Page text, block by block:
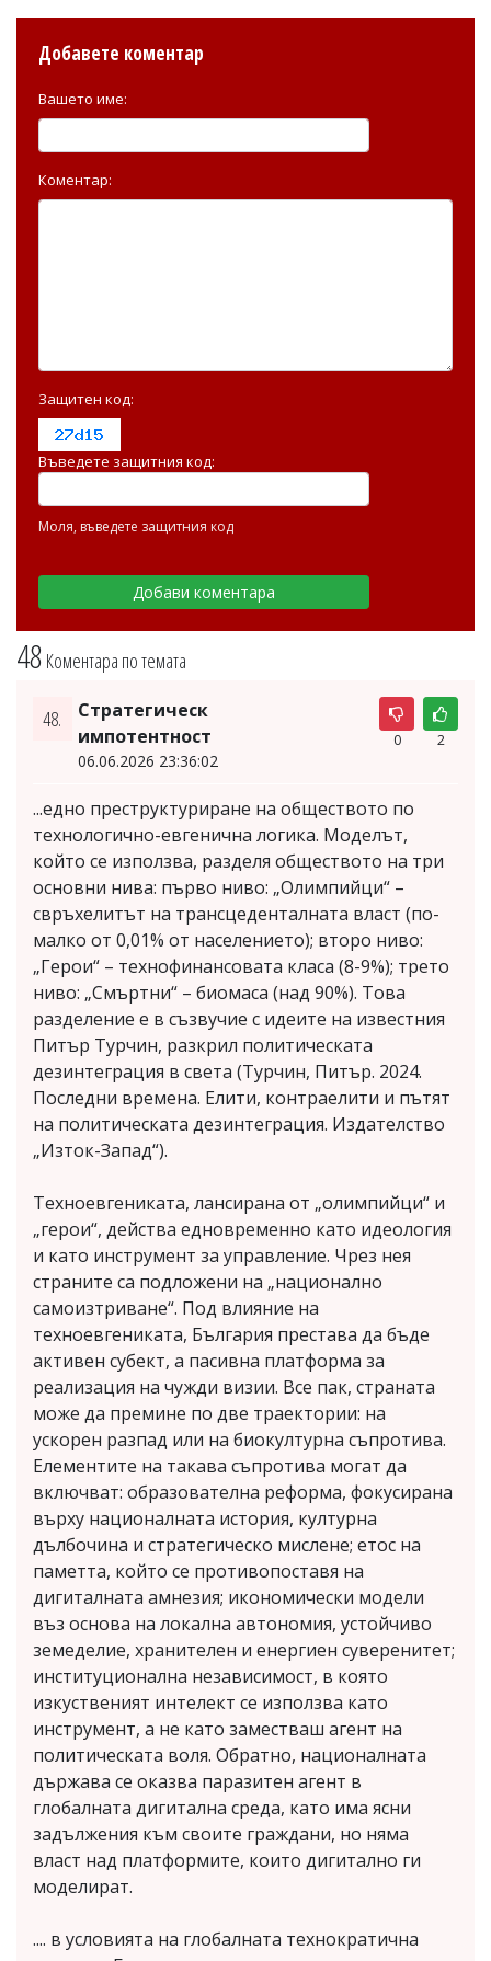
48 Коментара по темата
48.
Стратегическ
импотентност
06.06.2026 23:36:02
0 2
...едно преструктуриране на обществото по
технологично-евгенична логика. Моделът,
който се използва, разделя обществото на три
основни нива: първо ниво: „Олимпийци“ –
свръхелитът на трансцеденталната власт (по-
малко от 0,01% от населението); второ ниво:
„Герои“ – технофинансовата класа (8-9%); трето
ниво: „Смъртни“ – биомаса (над 90%). Това
разделение е в съзвучие с идеите на известния
Питър Турчин, разкрил политическата
дезинтеграция в света (Турчин, Питър. 2024.
Последни времена. Елити, контраелити и пътят
на политическата дезинтеграция. Издателство
„Изток-Запад“).
Техноевгениката, лансирана от „олимпийци“ и
„герои“, действа едновременно като идеология
и като инструмент за управление. Чрез нея
страните са подложени на „национално
самоизтриване“. Под влияние на
техноевгениката, България престава да бъде
активен субект, а пасивна платформа за
реализация на чужди визии. Все пак, страната
може да премине по две траектории: на
ускорен разпад или на биокултурна съпротива.
Елементите на такава съпротива могат да
включват: образователна реформа, фокусирана
върху националната история, културна
дълбочина и стратегическо мислене; етос на
паметта, който се противопоставя на
дигиталната амнезия; икономически модели
въз основа на локална автономия, устойчиво
земеделие, хранителен и енергиен суверенитет;
институционална независимост, в която
изкуственият интелект се използва като
инструмент, а не като заместваш агент на
политическата воля. Обратно, националната
държава се оказва паразитен агент в
глобалната дигитална среда, като има ясни
задължения към своите граждани, но няма
власт над платформите, които дигитално ги
моделират.
.... в условията на глобалната технократична
Добавете коментар
Вашето име:
Коментар:
Защитен код:
Въведете защитния код:
Моля, въведете защитния код